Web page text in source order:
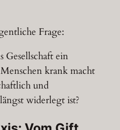
Frage:
Gesellschaft ein
krank macht
und
widerlegt ist?